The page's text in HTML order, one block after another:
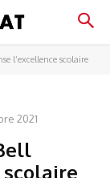
l’excellence scolaire
2021
scolaire